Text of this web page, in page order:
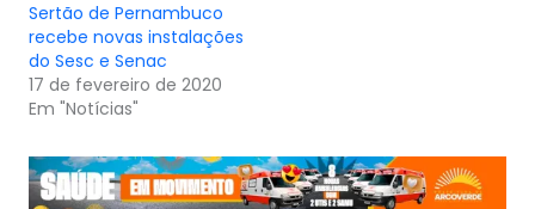
Sertão de Pernambuco
recebe novas instalações
do Sesc e Senac
17 de fevereiro de 2020
Em "Notícias"